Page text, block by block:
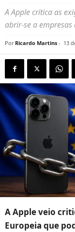
A Apple critica as
abrir-se a empresas
Por Ricardo Martins - 13
A Apple veio
Europeia que